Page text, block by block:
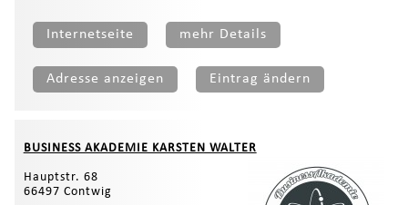
Internetseite mehr Details
Adresse anzeigen Eintrag ändern
BUSINESS AKADEMIE KARSTEN WALTER
Hauptstr. 68
66497 Contwig